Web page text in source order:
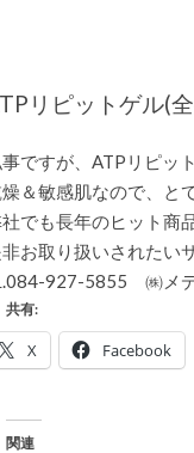
リピットゲル(
ですが、ATPリピッ
＆敏感肌なので、と
でも長年のヒット商
お取り扱いされたい
927-5855 ㈱メデ
共有:
X Facebook
関連